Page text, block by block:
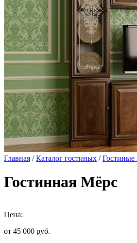
Главная /Каталог гостиных /Гостиные
Гостинная Мёрс
Цена:
от 45 000 руб.